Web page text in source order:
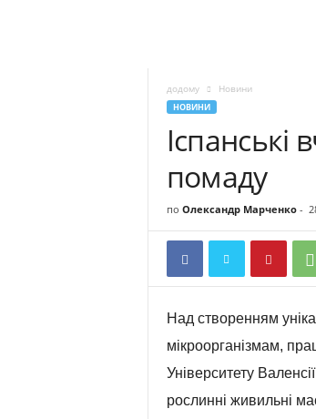
додому Новини
НОВИНИ
Іспанські
помаду
по Олександр Марченко-
Над створенням
мікроорганізмам,
Університету
рослинні живильні